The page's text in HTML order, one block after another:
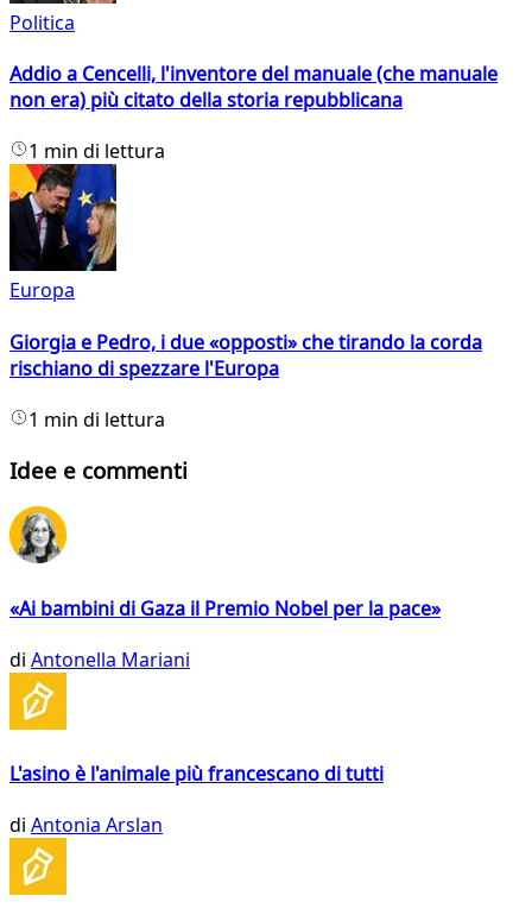
Politica
Addio a Cencelli, l'inventore del manuale (che manuale
non era) più citato della storia repubblicana
1 min di lettura
Europa
Giorgia e Pedro, i due «opposti» che tirando la corda
rischiano di spezzare l'Europa
1 min di lettura
Idee e commenti
«Ai bambini di Gaza il Premio Nobel per la pace»
di Antonella Mariani
L'asino è l'animale più francescano di tutti
di Antonia Arslan